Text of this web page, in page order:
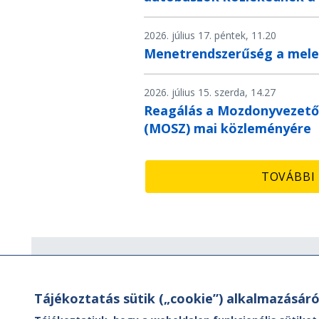
2026. július 17. péntek, 11.20
Menetrendszerűség a
2026. július 15. szerda, 14.27
Reagálás a
(MOSZ) mai közleményére
TOVÁBBI
Hírlevelünk segítségével értesülhet
aktuális híreinkről, utazási
Tájékoztatás sütik („cookie”)